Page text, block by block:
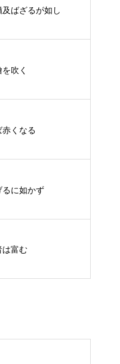
ばざるが如し
吹く
くなる
るに如かず
は富む